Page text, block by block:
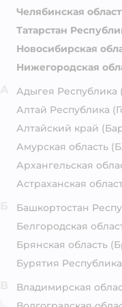
Челябинская
Татарстан
Новосибирская
Нижегородская
Адыгея Республика
Алтай Республика
Алтайский край
Амурская область
Архангельская
Астраханская
Башкортостан
Белгородская
Брянская область
Бурятия Республика
Владимирская